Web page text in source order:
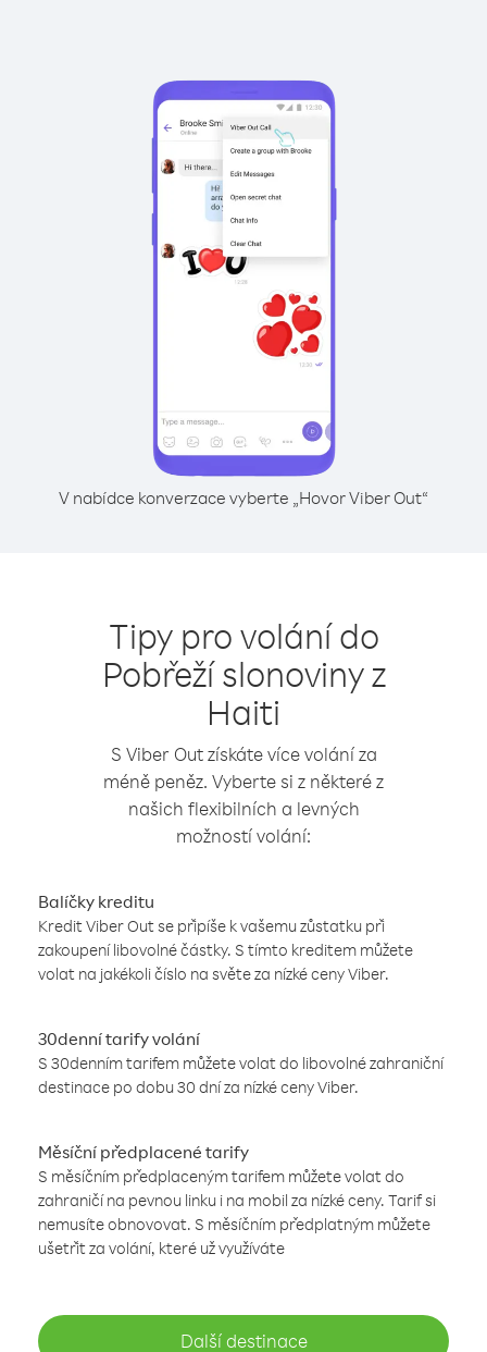
V nabídce konverzace vyberte „Hovor Viber Out“
Tipy pro volání do
Pobřeží slonoviny z
Haiti
S Viber Out získáte více volání za
méně peněz. Vyberte si z některé z
našich flexibilních a levných
možností volání:
Balíčky kreditu
Kredit Viber Out se připíše k vašemu zůstatku při
zakoupení libovolné částky. S tímto kreditem můžete
volat na jakékoli číslo na světe za nízké ceny Viber.
30denní tarify volání
S 30denním tarifem můžete volat do libovolné zahraniční
destinace po dobu 30 dní za nízké ceny Viber.
Měsíční předplacené tarify
S měsíčním předplaceným tarifem můžete volat do
zahraničí na pevnou linku i na mobil za nízké ceny. Tarif si
nemusíte obnovovat. S měsíčním předplatným můžete
ušetřit za volání, které už využíváte
Další destinace